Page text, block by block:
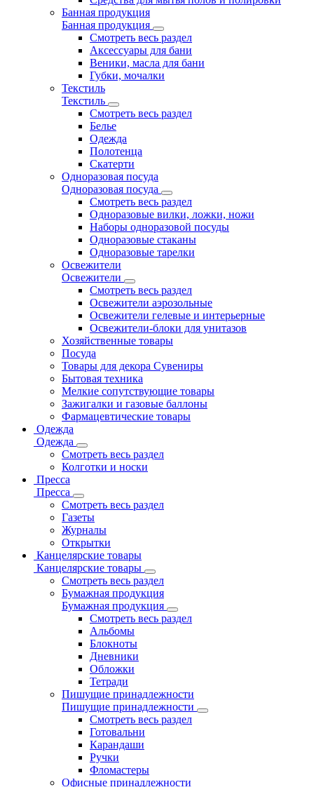
Банная продукция
Банная продукция
Смотреть весь раздел
Аксессуары для бани
Веники, масла для бани
Губки, мочалки
Текстиль
Текстиль
Смотреть весь раздел
Белье
Одежда
Полотенца
Скатерти
Одноразовая посуда
Одноразовая посуда
Смотреть весь раздел
Одноразовые вилки, ложки, ножи
Наборы одноразовой посуды
Одноразовые стаканы
Одноразовые тарелки
Освежители
Освежители
Смотреть весь раздел
Освежители аэрозольные
Освежители гелевые и интерьерные
Освежители-блоки для унитазов
Хозяйственные товары
Посуда
Товары для декора Сувениры
Бытовая техника
Мелкие сопутствующие товары
Зажигалки и газовые баллоны
Фармацевтические товары
Одежда
Одежда
Смотреть весь раздел
Колготки и носки
Пресса
Пресса
Смотреть весь раздел
Газеты
Журналы
Открытки
Канцелярские товары
Канцелярские товары
Смотреть весь раздел
Бумажная продукция
Бумажная продукция
Смотреть весь раздел
Альбомы
Блокноты
Дневники
Обложки
Тетради
Пишущие принадлежности
Пишущие принадлежности
Смотреть весь раздел
Готовальни
Карандаши
Ручки
Фломастеры
Офисные принадлежности